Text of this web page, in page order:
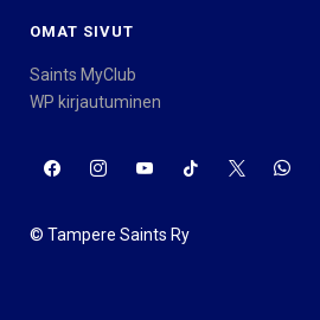
OMAT SIVUT
Saints MyClub
WP kirjautuminen
© Tampere Saints Ry